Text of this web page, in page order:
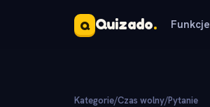
Q Quizado. Funkcje
Kategorie/Czas wolny/Pytanie